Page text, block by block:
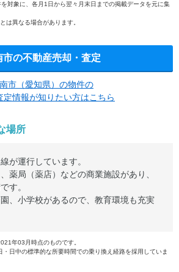
対象に、各月1日から翌々月末日までの掲載データを元に集
は異なる場合があります。
市の不動産売却・査定
市（愛知県）の物件の
定情報が知りたい方はこちら
場所
が運行しています。
薬局（薬店）などの商業施設があり、
す。
、小学校があるので、教育環境も充実
年03月時点のものです。
日中の標準的な所要時間での乗り換え経路を採用していま